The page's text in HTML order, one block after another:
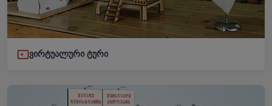
ვირტუალური ტური